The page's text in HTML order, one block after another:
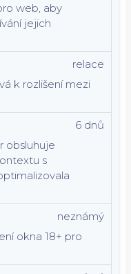
web, aby
jejich
k rozlišení mezi
relace
obsluhuje
s
6 dnů
okna 18+ pro
neznámý